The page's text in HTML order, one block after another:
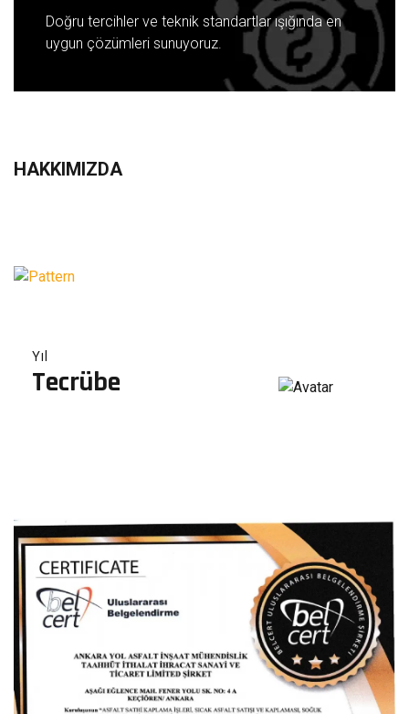
Doğru tercihler ve teknik standartlar ışığında en
uygun çözümleri sunuyoruz.
HAKKIMIZDA
Yıl
Tecrübe